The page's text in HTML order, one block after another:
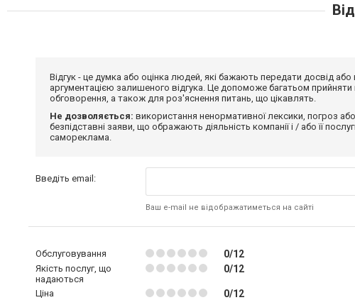
Відгук - це думка або оцінка людей, які бажають передати досвід
аргументацією залишеного відгука. Це допоможе багатьом
обговорення, а також для роз'яснення питань, що цікавлять.
Не дозволяється: використання ненормативної лексики, погроз
безпідставні заяви, що ображають діяльність компанії і / або її
самореклама.
Введіть email:
Ваш e-mail не відображатиметься на сайті
Обслуговування 0/12
Якість послуг, що
надаються
0/12
Ціна 0/12